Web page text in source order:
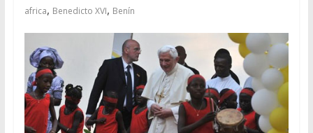
africa, Benedicto XVI, Benín